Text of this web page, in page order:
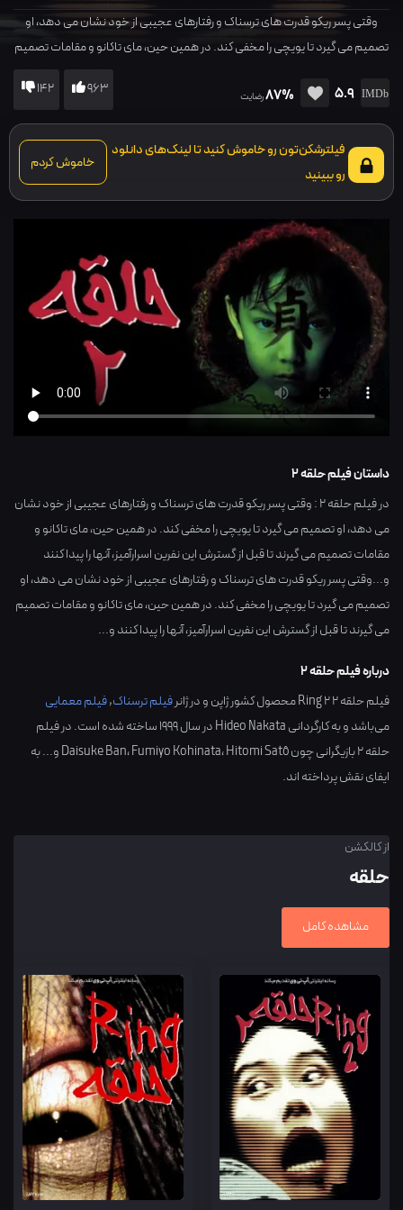
وقتی پسر ریکو قدرت های ترسناک و رفتارهای عجیبی از خود نشان می دهد، او
تصمیم می گیرد تا یویچی را مخفی کند. در همین حین، مای تاکانو و مقامات تصمیم
می گیرند تا قبل از گسترش این نفرین اسرارآمیز، آنها را پیدا کنند و...وقتی پسر ریکو
قدرت های ترسناک و رفتارهای عجیبی از خود نشان می دهد، او تصمیم می گیرد تا
یویچی را مخفی کند. در همین حین، مای تاکانو و مقامات تصمیم می گیرند تا قبل از
گسترش این نفرین اسرارآمیز، آنها را پیدا کنند و...
5.9
87%رضایت 963
142
فیلترشکن‌تون رو خاموش کنید تا لینک‌های دانلود
رو ببینید
خاموش کردم
داستان فیلم حلقه 2
در فیلم حلقه 2 : وقتی پسر ریکو قدرت های ترسناک و رفتارهای عجیبی از خود نشان
می دهد، او تصمیم می گیرد تا یویچی را مخفی کند. در همین حین، مای تاکانو و
مقامات تصمیم می گیرند تا قبل از گسترش این نفرین اسرارآمیز، آنها را پیدا کنند
و...وقتی پسر ریکو قدرت های ترسناک و رفتارهای عجیبی از خود نشان می دهد، او
تصمیم می گیرد تا یویچی را مخفی کند. در همین حین، مای تاکانو و مقامات تصمیم
می گیرند تا قبل از گسترش این نفرین اسرارآمیز، آنها را پیدا کنند و...
درباره فیلم حلقه 2
فیلم حلقه 2 Ring 2 محصول کشور ژاپنو در ژانرفیلم ترسناک,فیلم معمایی
می‌باشد و به کارگردانیHideo Nakataدر سال1999ساخته شده است. در فیلم
حلقه 2 بازیگرانی چون
Daisuke Ban،Fumiyo Kohinata،Hitomi Satô
و... به
ایفای نقش پرداخته اند.
از کالکشن
حلقه
مشاهده کامل